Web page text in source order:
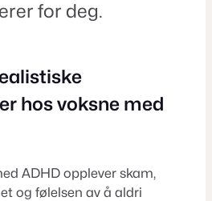
for deg.
hos voksne med
ADHD opplever skam,
og følelsen av å aldri